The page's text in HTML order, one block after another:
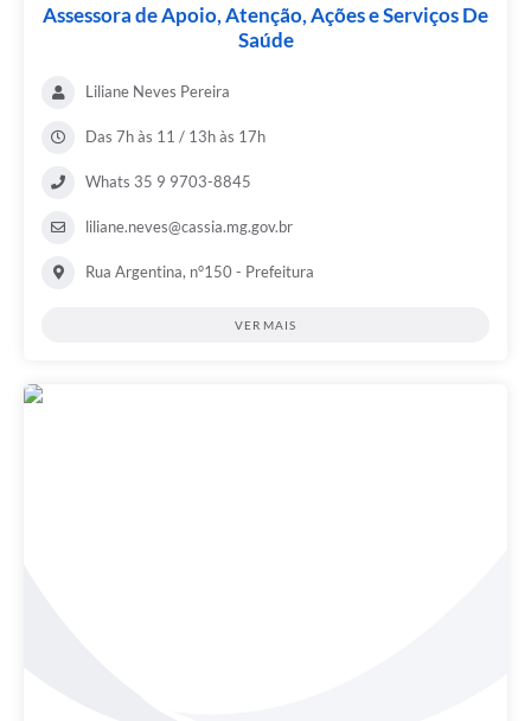
Assessora de Apoio, Atenção, Ações e Serviços De
Saúde
Liliane Neves Pereira
Das 7h às 11 / 13h às 17h
Whats 35 9 9703-8845
liliane.neves@cassia.mg.gov.br
Rua Argentina, n°150 - Prefeitura
VER MAIS